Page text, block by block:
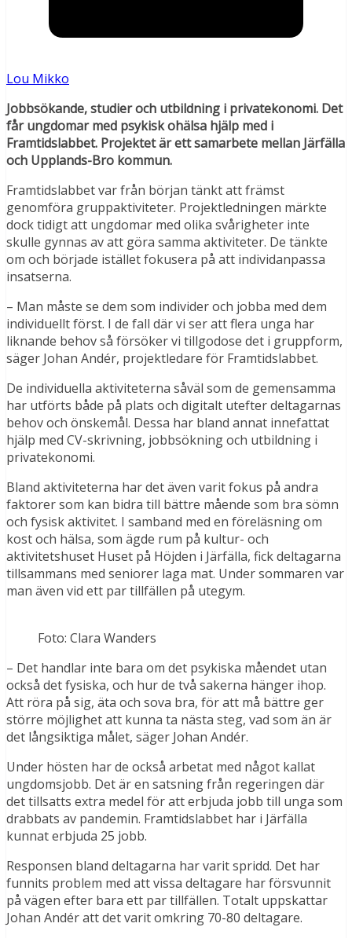
Lou Mikko
Jobbsökande, studier och utbildning i privatekonomi. Det
får ungdomar med psykisk ohälsa hjälp med i
Framtidslabbet. Projektet är ett samarbete mellan Järfälla
och Upplands-Bro kommun.
Framtidslabbet var från början tänkt att främst
genomföra gruppaktiviteter. Projektledningen märkte
dock tidigt att ungdomar med olika svårigheter inte
skulle gynnas av att göra samma aktiviteter. De tänkte
om och började istället fokusera på att individanpassa
insatserna.
– Man måste se dem som individer och jobba med dem
individuellt först. I de fall där vi ser att flera unga har
liknande behov så försöker vi tillgodose det i gruppform,
säger Johan Andér, projektledare för Framtidslabbet.
De individuella aktiviteterna såväl som de gemensamma
har utförts både på plats och digitalt utefter deltagarnas
behov och önskemål. Dessa har bland annat innefattat
hjälp med CV-skrivning, jobbsökning och utbildning i
privatekonomi.
Bland aktiviteterna har det även varit fokus på andra
faktorer som kan bidra till bättre mående som bra sömn
och fysisk aktivitet. I samband med en föreläsning om
kost och hälsa, som ägde rum på kultur- och
aktivitetshuset Huset på Höjden i Järfälla, fick deltagarna
tillsammans med seniorer laga mat. Under sommaren var
man även vid ett par tillfällen på utegym.
Foto: Clara Wanders
– Det handlar inte bara om det psykiska måendet utan
också det fysiska, och hur de två sakerna hänger ihop.
Att röra på sig, äta och sova bra, för att må bättre ger
större möjlighet att kunna ta nästa steg, vad som än är
det långsiktiga målet, säger Johan Andér.
Under hösten har de också arbetat med något kallat
ungdomsjobb. Det är en satsning från regeringen där
det tillsatts extra medel för att erbjuda jobb till unga som
drabbats av pandemin. Framtidslabbet har i Järfälla
kunnat erbjuda 25 jobb.
Responsen bland deltagarna har varit spridd. Det har
funnits problem med att vissa deltagare har försvunnit
på vägen efter bara ett par tillfällen. Totalt uppskattar
Johan Andér att det varit omkring 70-80 deltagare.